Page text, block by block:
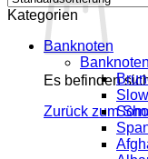
Es befinden
Zurück zum
Kategorien
Banknoten